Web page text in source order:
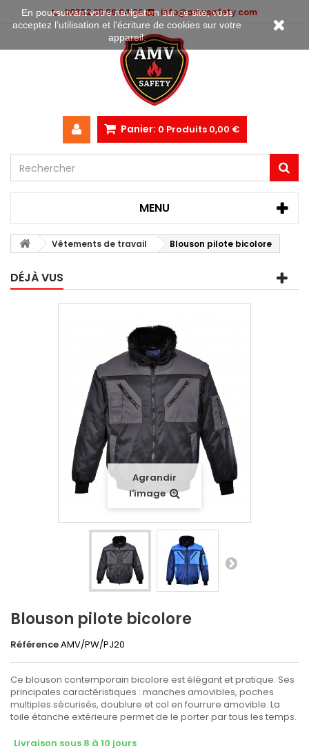
00352 28 99 04 36 info@amvsafety.com
Panier: 0 Produits 0,00 €
MENU
Vêtements de travail Blouson pilote bicolore
DÉJÀ VUS
Agrandir
l'image
Blouson pilote bicolore
RéférenceAMV/PW/PJ20
Ce blouson contemporain bicolore est élégant et pratique. Ses
principales caractéristiques : manches amovibles, poches
multiples sécurisés, doublure et col en fourrure amovible. La
toile étanche extérieure permet de le porter par tous les temps.
Livraison sous 8 à 10 jours
En poursuivant votre navigation sur ce site, vous
acceptez l’utilisation et l'écriture de cookies sur votre
appareil.